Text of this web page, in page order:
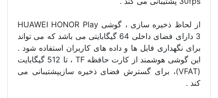
از لحاظ ذخیره سازی ، گوشی HUAWEI HONOR Play
3 دارای فضای داخلی 64 گیگابایتی می باشد که می تواند
برای نگهداری فایل ها و داده های کاربران استفاده شود .
این گوشی هوشمند از کارت حافظه TF ، تا 512 گیگابایت
(VFAT)، برای گسترش فضای ذخیره سازیپشتیبانی می
کند .